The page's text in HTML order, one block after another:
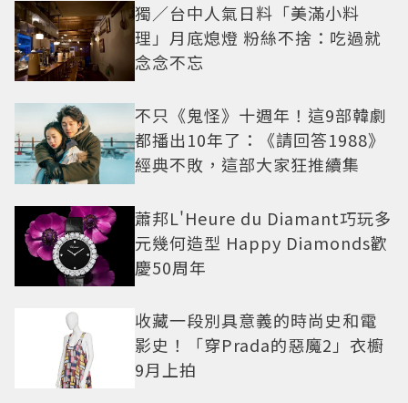
獨／台中人氣日料「美滿小料
理」月底熄燈 粉絲不捨：吃過就
念念不忘
不只《鬼怪》十週年！這9部韓劇
都播出10年了：《請回答1988》
經典不敗，這部大家狂推續集
蕭邦L'Heure du Diamant巧玩多
元幾何造型 Happy Diamonds歡
慶50周年
收藏一段別具意義的時尚史和電
影史！「穿Prada的惡魔2」衣櫥
9月上拍